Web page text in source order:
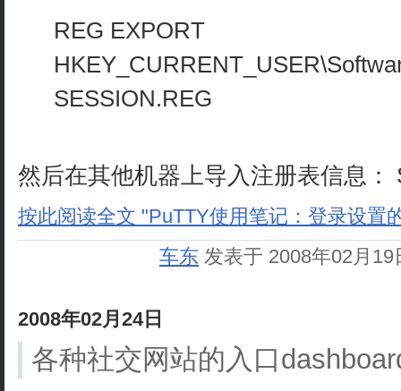
REG EXPORT
SESSION.REG
然后在其他机器上导入注册表信息：
按此阅读全文 "PuTTY使用笔记：登录设置
车东 发表于 2008年02月
2008年02月24日
各种社交网站的入口